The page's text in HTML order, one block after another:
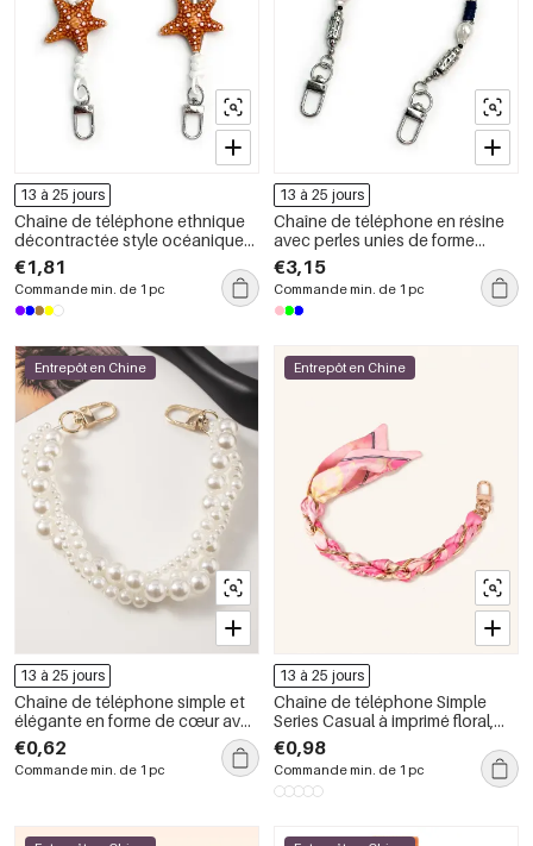
13 à 25 jours
Chaîne de téléphone ethnique
décontractée style océanique
avec perles en forme
d&#39;étoile de mer et dégradé
de couleurs en résine
€1,81
Commande min. de 1 pc
13 à 25 jours
Chaîne de téléphone en résine
avec perles unies de forme
irrégulière, collection Simple
Series Daily
€3,15
Commande min. de 1 pc
Entrepôt en Chine
13 à 25 jours
Chaîne de téléphone simple et
élégante en forme de cœur avec
nœud papillon, couleur unie,
imitation perle et perles
artificielles.
€0,62
Commande min. de 1 pc
Entrepôt en Chine
13 à 25 jours
Chaîne de téléphone Simple
Series Casual à imprimé floral,
léopard, rayures, carreaux et
pois, en tissu tissé dégradé de
couleurs.
€0,98
Commande min. de 1 pc